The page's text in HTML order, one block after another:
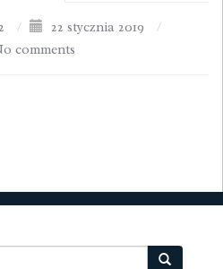
/ 22 stycznia 2019
/
comments